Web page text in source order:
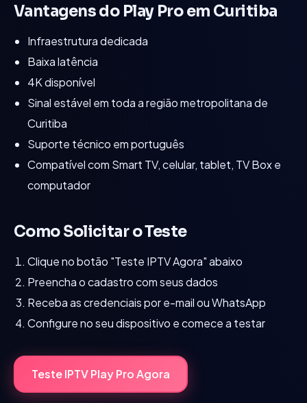
Vantagens do Play Proem Curitiba
Infraestrutura dedicada
Baixa latência
4K disponível
Sinal estável em toda a região metropolitana de
Curitiba
Suporte técnico em português
Compatível com Smart TV, celular, tablet, TV Box e
computador
Como Solicitar o Teste
Clique no botão "Teste IPTV Agora" abaixo
Preencha o cadastro com seus dados
Receba as credenciais por e-mail ou WhatsApp
Configure no seu dispositivo e comece a testar
Teste IPTVPlay ProAgora